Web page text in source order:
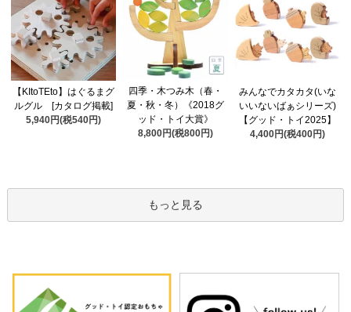
【KItoTEto】はぐるまグ
ルグル [カタログ掲載]
5,940円(税540円)
四季・木つみ木（春・
夏・秋・冬）《2018グ
ッド・トイ大賞》
8,800円(税800円)
みんなでカタカタ(いな
いいないばぁシリーズ)
【グッド・トイ2025】
4,400円(税400円)
もっと見る